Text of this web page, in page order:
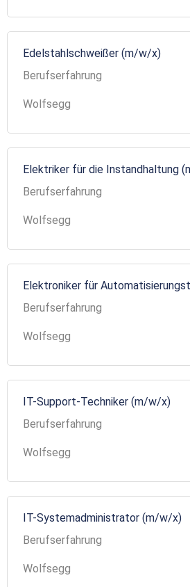
Edelstahlschweißer (m/w/x)
Berufserfahrung
Wolfsegg
Elektriker für die Instandhaltung
Berufserfahrung
Wolfsegg
Elektroniker für
Berufserfahrung
Wolfsegg
IT-Support-Techniker (m/w/x)
Berufserfahrung
Wolfsegg
IT-Systemadministrator (m/w/x)
Berufserfahrung
Wolfsegg